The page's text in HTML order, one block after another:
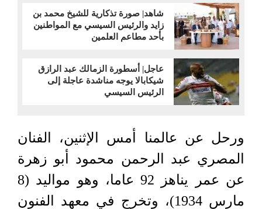
شاهد| صورة تذكارية للشيخ محمد بن
زايد والرئيس السيسي مع المواطنين
بأحد مطاعم العلمين
عاجل| أسطورة الزمالك عبد الرازق
شيكابالا يوجه مناشدة عاجلة إلى
الرئيس السيسي
ورحل عن عالمنا أمس الإثنين، الفنان
المصري عبد الرحمن محمود أبو زهرة
عن عمر يناهز 92 عاما، وهو مواليد (8
مارس 1934)، وتخرج في معهد الفنون